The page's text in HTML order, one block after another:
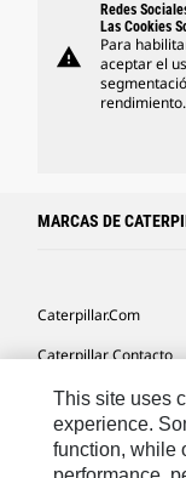
warning
Redes
Las Cookies
Para
aceptar el
rendimiento.
MARCAS DE
Caterpillar.com
Caterpillar Contacto
Mis Preferencias De
Site Map
This site uses
experience.
function, while